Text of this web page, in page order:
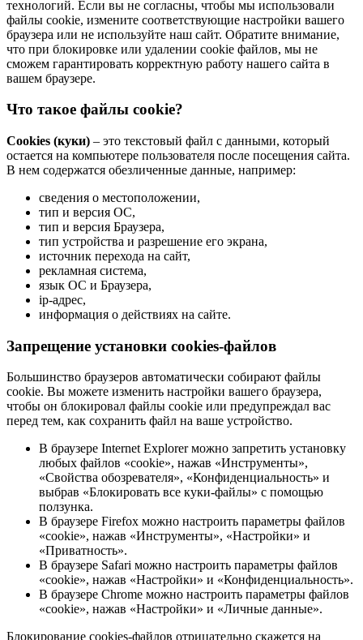
технологий. Если вы не согласны, чтобы мы использовали
файлы cookie, измените соответствующие настройки вашего
браузера или не используйте наш сайт. Обратите внимание,
что при блокировке или удалении cookie файлов, мы не
сможем гарантировать корректную работу нашего сайта в
вашем браузере.
Что такое файлы cookie?
Cookies (куки) – это текстовый файл с данными, который
остается на компьютере пользователя после посещения сайта.
В нем содержатся обезличенные данные, например:
сведения о местоположении,
тип и версия ОС,
тип и версия Браузера,
тип устройства и разрешение его экрана,
источник перехода на сайт,
рекламная система,
язык ОС и Браузера,
ip-адрес,
информация о действиях на сайте.
Запрещение установки cookies-файлов
Большинство браузеров автоматически собирают файлы
cookie. Вы можете изменить настройки вашего браузера,
чтобы он блокировал файлы cookie или предупреждал вас
перед тем, как сохранить файл на ваше устройство.
В браузере Internet Explorer можно запретить установку
любых файлов «cookie», нажав «Инструменты»,
«Свойства обозревателя», «Конфиденциальность» и
выбрав «Блокировать все куки-файлы» с помощью
ползунка.
В браузере Firefox можно настроить параметры файлов
«cookie», нажав «Инструменты», «Настройки» и
«Приватность».
В браузере Safari можно настроить параметры файлов
«cookie», нажав «Настройки» и «Конфиденциальность».
В браузере Chrome можно настроить параметры файлов
«cookie», нажав «Настройки» и «Личные данные».
Блокирование cookies-файлов отрицательно скажется на